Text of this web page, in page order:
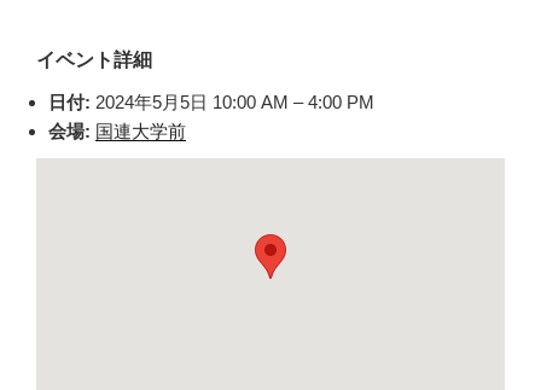
イベント詳細
日付: 2024年5月5日 10:00 AM –4:00 PM
会場: 国連大学前